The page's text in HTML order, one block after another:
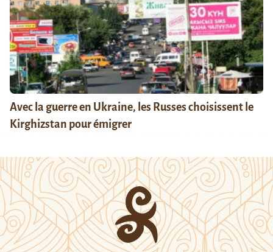
Avec la guerre en Ukraine, les Russes choisissent le
Kirghizstan pour émigrer